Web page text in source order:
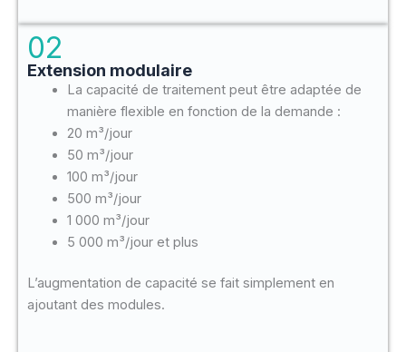
02
Extension modulaire
La capacité de traitement peut être adaptée de
manière flexible en fonction de la demande :
20 m³/jour
50 m³/jour
100 m³/jour
500 m³/jour
1 000 m³/jour
5 000 m³/jour et plus
L’augmentation de capacité se fait simplement en
ajoutant des modules.